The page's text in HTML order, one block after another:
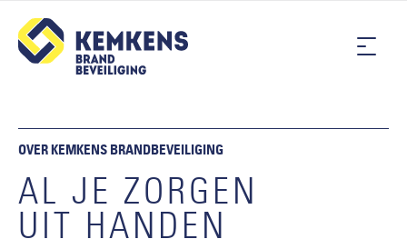
OVER KEMKENS BRANDBEVEILIGING
AL JE ZORGEN
UIT HANDEN